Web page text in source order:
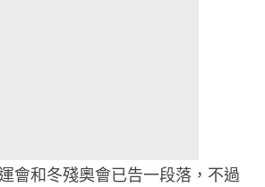
會和冬殘奧會已告一段落，不過